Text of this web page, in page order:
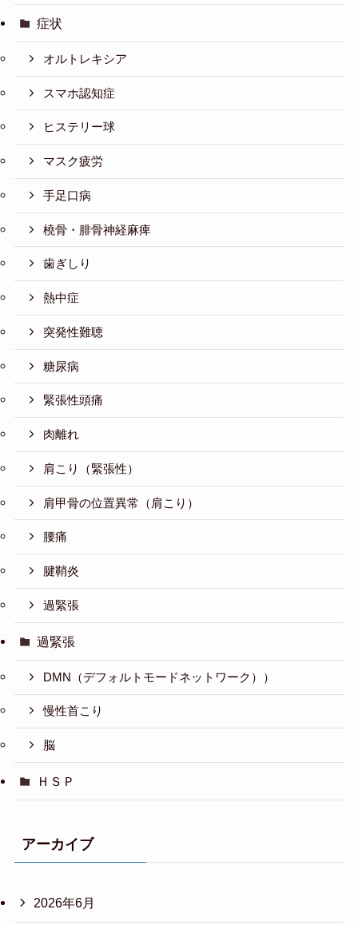
症状
オルトレキシア
スマホ認知症
ヒステリー球
マスク疲労
手足口病
橈骨・腓骨神経麻痺
歯ぎしり
熱中症
突発性難聴
糖尿病
緊張性頭痛
肉離れ
肩こり（緊張性）
肩甲骨の位置異常（肩こり）
腰痛
腱鞘炎
過緊張
過緊張
DMN（デフォルトモードネットワーク））
慢性首こり
脳
ＨＳＰ
アーカイブ
2026年6月